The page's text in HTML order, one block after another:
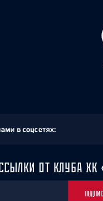
в соцсетях:
ОТ КЛУБА ХК